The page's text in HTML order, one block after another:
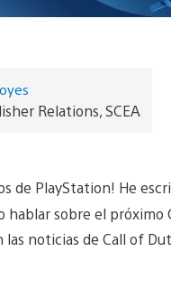
Relations, SCEA
de PlayStation! He
hablar sobre el próximo
las noticias de Call of